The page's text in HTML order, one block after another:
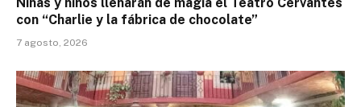
con “Charlie y la fábrica de chocolate”
7 agosto, 2026